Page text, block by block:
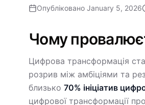
Опубліковано January 5, 2026
Чому
Цифрова трансформація
розрив між амбіціями та
близько 70% ініціатив
цифрової трансформації